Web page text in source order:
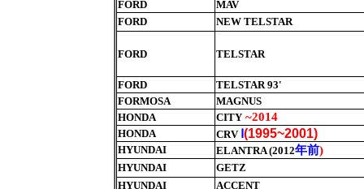
FORD
MAV
FORD
NEW TELSTAR
FORD TELSTAR
FORD
TELSTAR 93'
FORMOSA
MAGNUS
HONDA
CITY ~2014
HONDA CRV Ⅰ(1995~2001)
HYUNDAI ELANTRA (2012年前)
HYUNDAI
GETZ
HYUNDAI
ACCENT